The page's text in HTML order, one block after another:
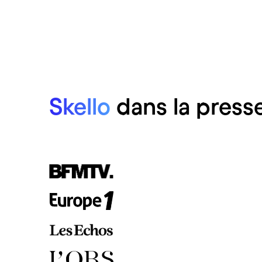
Skello dans la